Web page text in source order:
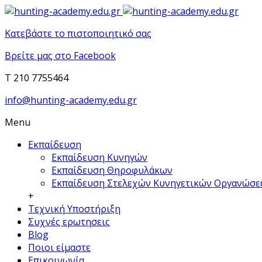
Κατεβάστε το πιστοποιητικό σας
Βρείτε μας στο Facebook
T 210 7755464
info@hunting-academy.edu.gr
Menu
Εκπαίδευση
Εκπαίδευση Κυνηγών
Εκπαίδευση Θηροφυλάκων
Εκπαίδευση Στελεχών Κυνηγετικών
+
Τεχνική Υποστήριξη
Συχνές ερωτησεις
Blog
Ποιοι είμαστε